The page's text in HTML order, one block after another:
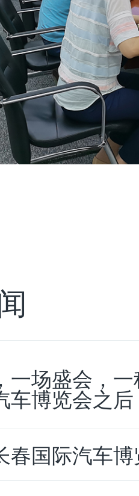
一场盛会，
车博览会之后
春国际汽车